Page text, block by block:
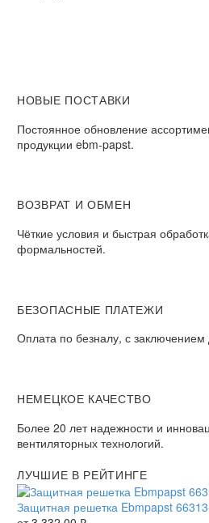
НОВЫЕ ПОСТАВКИ
Постоянное обновление
продукции ebm-papst.
ВОЗВРАТ И ОБМЕН
Чёткие условия и быстрая
формальностей.
БЕЗОПАСНЫЕ ПЛАТЕЖИ
Оплата по безналу, с
НЕМЕЦКОЕ КАЧЕСТВО
Более 20 лет надежности и
вентиляторных технологий.
ЛУЧШИЕ В РЕЙТИНГЕ
Защитная решетка Ebmpapst